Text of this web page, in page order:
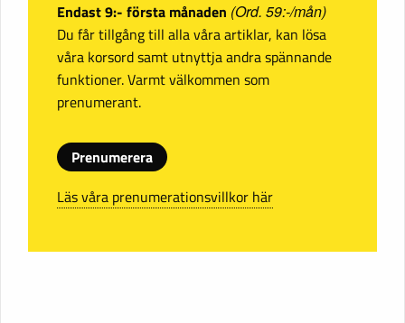
Endast 9:- första månaden (Ord. 59:-/mån)
Du får tillgång till alla våra artiklar, kan lösa
våra korsord samt utnyttja andra spännande
funktioner. Varmt välkommen som
prenumerant.
Prenumerera
Läs våra prenumerationsvillkor här